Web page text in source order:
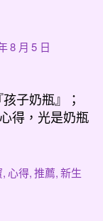
8 月 5 日
子奶瓶』；
得，光是奶瓶
, 心得,推薦,新生